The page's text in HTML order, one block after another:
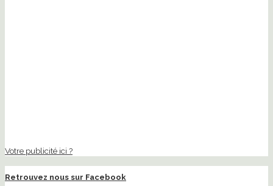
Votre publicité ici ?
Retrouvez nous sur Facebook